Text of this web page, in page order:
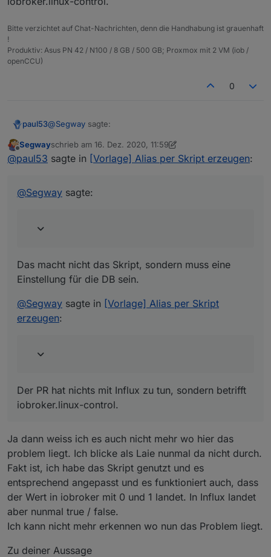
Bitte verzichtet auf Chat-Nachrichten, denn die Handhabung ist grauenhaft
!
Produktiv: Asus PN 42 / N100 / 8 GB / 500 GB; Proxmox mit 2 VM (iob /
openCCU)
0
paul53@Segway sagte:
das Skript anscheinend den "storgaeType:
Einstellung für die DB sein.
Segway
Der PR hat nichts mit Influx zu tun, sondern betrifft
iobroker.linux-control.
Offline
Segwayschrieb am 16. Dez. 2020, 11:59
zuletzt editiert von Segway
@paul53 sagte in [Vorlage] Alias per Skript erzeugen:
@Segway sagte:
Das macht nicht das Skript, sondern muss eine
Einstellung für die DB sein.
@Segway sagte in [Vorlage] Alias per Skript
erzeugen:
Der PR hat nichts mit Influx zu tun, sondern betrifft
iobroker.linux-control.
Ja dann weiss ich es auch nicht mehr wo hier das
problem liegt. Ich blicke als Laie nunmal da nicht durch.
Fakt ist, ich habe das Skript genutzt und es
entsprechend angepasst und es funktioniert auch, dass
der Wert in iobroker mit 0 und 1 landet. In Influx landet
aber nunmal true / false.
Ich kann nicht mehr erkennen wo nun das Problem liegt.
Zu deiner Aussage